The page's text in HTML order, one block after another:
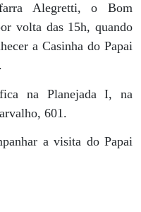
Alegretti, o Bom
volta das 15h, quando
a Casinha do Papai
na Planejada I, na
601.
a visita do Papai